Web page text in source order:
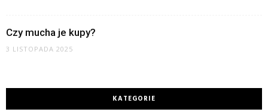
Czy mucha je kupy?
3 LISTOPADA 2025
KATEGORIE